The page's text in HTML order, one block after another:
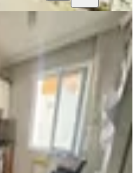
Agcalı Yoluna
3+1 Dair
Mahallesi
08.08.2026